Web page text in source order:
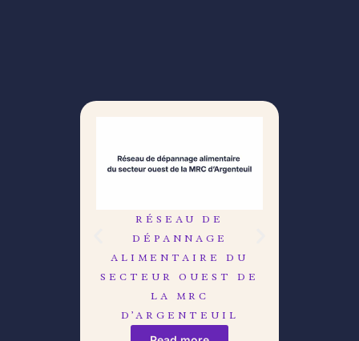
RÉSEAU DE
DÉPANNAGE
ALIMENTAIRE DU
SECTEUR OUEST DE
LA MRC
D’ARGENTEUIL